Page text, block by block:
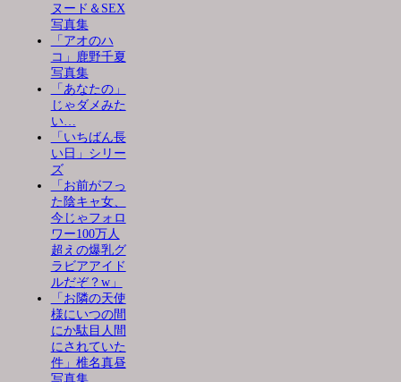
ヌード＆SEX
写真集
「アオのハ
コ」鹿野千夏
写真集
「あなたの」
じゃダメみた
い…
「いちばん長
い日」シリー
ズ
「お前がフっ
た陰キャ女、
今じゃフォロ
ワー100万人
超えの爆乳グ
ラビアアイド
ルだぞ？w」
「お隣の天使
様にいつの間
にか駄目人間
にされていた
件」椎名真昼
写真集